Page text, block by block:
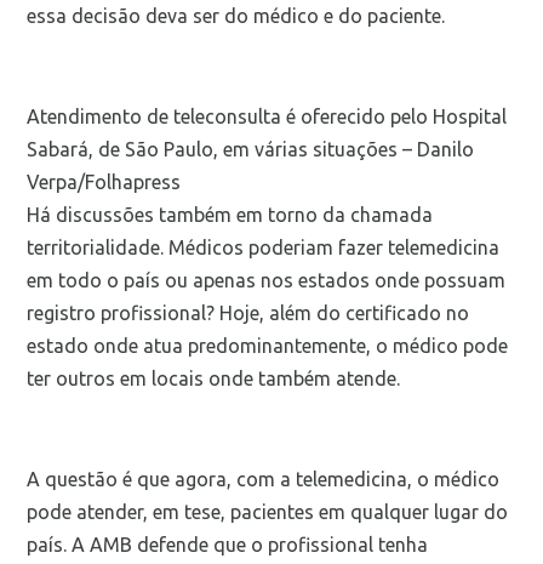
essa decisão deva ser do médico e do paciente.
Atendimento de teleconsulta é oferecido pelo Hospital
Sabará, de São Paulo, em várias situações – Danilo
Verpa/Folhapress
Há discussões também em torno da chamada
territorialidade. Médicos poderiam fazer telemedicina
em todo o país ou apenas nos estados onde possuam
registro profissional? Hoje, além do certificado no
estado onde atua predominantemente, o médico pode
ter outros em locais onde também atende.
A questão é que agora, com a telemedicina, o médico
pode atender, em tese, pacientes em qualquer lugar do
país. A AMB defende que o profissional tenha